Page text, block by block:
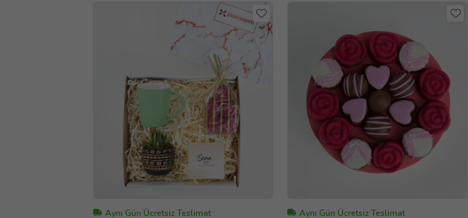
Aynı Gün Ücretsiz Teslimat Aynı Gün Ücretsiz Teslimat